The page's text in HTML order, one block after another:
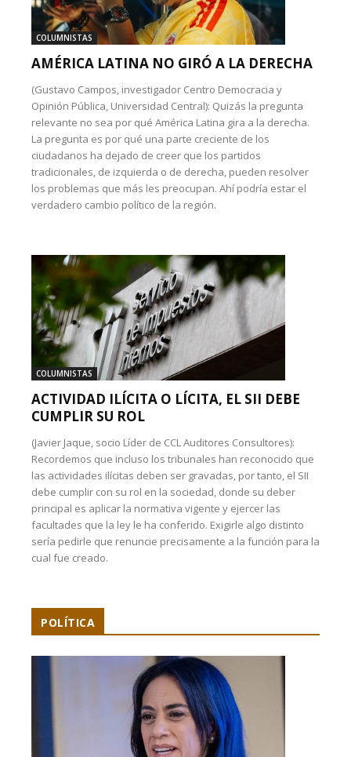
COLUMNISTAS
AMÉRICA LATINA NO GIRÓ A LA DERECHA
(Gustavo Campos, investigador Centro Democracia y
Opinión Pública, Universidad Central): Quizás la pregunta
relevante no sea por qué América Latina gira a la derecha.
La pregunta es por qué una parte creciente de los
ciudadanos ha dejado de creer que los partidos
tradicionales, de izquierda o de derecha, pueden resolver
los problemas que más les preocupan. Ahí podría estar el
verdadero cambio político de la región.
COLUMNISTAS
ACTIVIDAD ILÍCITA O LÍCITA, EL SII DEBE
CUMPLIR SU ROL
(Javier Jaque, socio Líder de CCL Auditores Consultores):
Recordemos que incluso los tribunales han reconocido que
las actividades ilícitas deben ser gravadas, por tanto, el SII
debe cumplir con su rol en la sociedad, donde su deber
principal es aplicar la normativa vigente y ejercer las
facultades que la ley le ha conferido. Exigirle algo distinto
sería pedirle que renuncie precisamente a la función para la
cual fue creado.
POLÍTICA